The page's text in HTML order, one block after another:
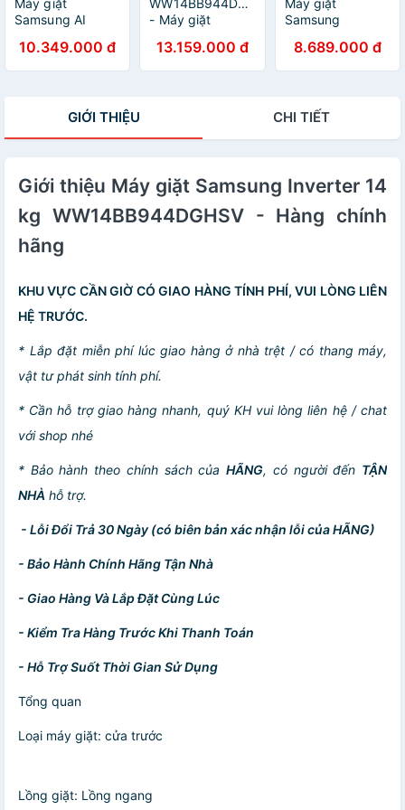
Samsung AI
Inverter 12 kg
WW12CGP44DSBSV
10.349.000 đ
- Máy giặt
Inverter 14 kg
WW14BB944DGBSV
13.159.000 đ
Samsung
- HÀNG CHÍNH
8.689.000 đ
GIỚI THIỆU CHI TIẾT
Giới thiệu Máy giặt Samsung Inverter 14
kg WW14BB944DGHSV - Hàng chính
hãng
KHU VỰC CẦN GIỜ CÓ GIAO HÀNG TÍNH PHÍ, VUI LÒNG LIÊN
HỆ TRƯỚC.
* Lắp đặt miễn phí lúc giao hàng ở nhà trệt / có thang máy,
vật tư phát sinh tính phí.
* Cần hỗ trợ giao hàng nhanh, quý KH vui lòng liên hệ / chat
với shop nhé
* Bảo hành theo chính sách củaHÃNG, có người đến TẬN
NHÀ hỗ trợ.
- Lỗi Đổi Trả 30 Ngày (có biên bản xác nhận lỗi của HÃNG)
- Bảo Hành Chính Hãng Tận Nhà
- Giao Hàng Và Lắp Đặt Cùng Lúc
- Kiểm Tra Hàng Trước Khi Thanh Toán
- Hỗ Trợ Suốt Thời Gian Sử Dụng
Tổng quan
Loại máy giặt: cửa trước
Lồng giặt: Lồng ngang